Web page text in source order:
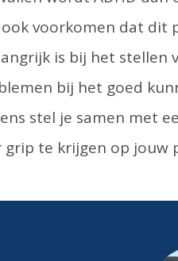
voorkomen dat dit
is bij het stellen
bij het goed
stel je samen met
te krijgen op jouw